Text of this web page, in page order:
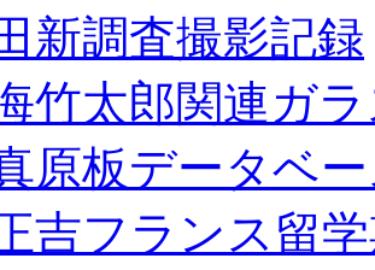
新調査撮影記録
竹太郎関連ガ
原板データベ
吉フランス留